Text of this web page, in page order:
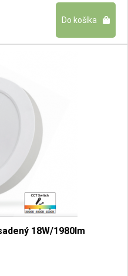
18W/1980lm